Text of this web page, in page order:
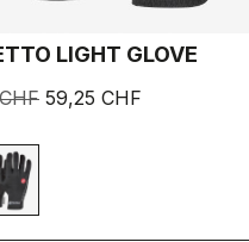
LIGHT GLOVE
59,25 CHF